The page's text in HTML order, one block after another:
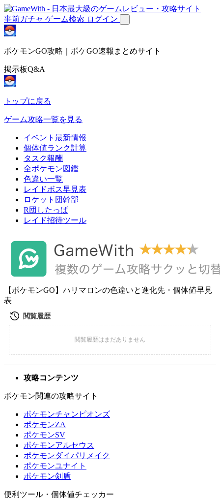
事前ガチャ ゲーム検索 ログイン
ポケモンGO攻略｜ポケGO速報まとめサイト
掲示板Q&A
トップに戻る
ゲーム攻略一覧を見る
イベント最新情報
個体値ランク計算
タスク報酬
全ポケモン図鑑
色違い一覧
レイドボス早見表
ロケット団幹部
R団したっぱ
レイド招待ツール
【ポケモンGO】ハリマロンの色違いと進化先・個体値早見
表
攻略コンテンツ
ポケモン関連の攻略サイト
ポケモンチャンピオンズ
ポケモンZA
ポケモンSV
ポケモンアルセウス
ポケモンダイパリメイク
ポケモンユナイト
ポケモン剣盾
便利ツール・個体値チェッカー